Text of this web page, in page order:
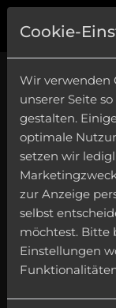
Cookie-
Wir verwenden
unserer Seite
gestalten.
optimale
setzen wir
zur Anzeige
selbst
möchtest. Bitte
Einstellungen